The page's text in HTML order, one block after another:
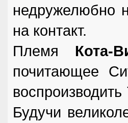
недружелюбно
на контакт.
Племя Кота-
почитающее
Будучи